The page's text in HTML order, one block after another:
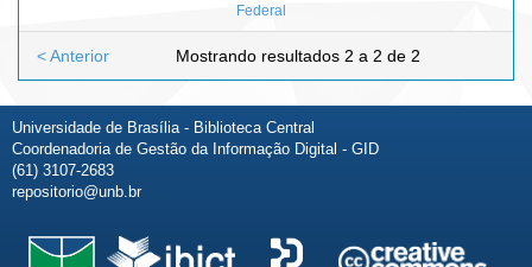
Federal
Mostrando resultados 2 a 2 de 2
< Anterior
Universidade de Brasília - Biblioteca Central
Coordenadoria de Gestão da Informação Digital - GID
(61) 3107-2683
repositorio@unb.br